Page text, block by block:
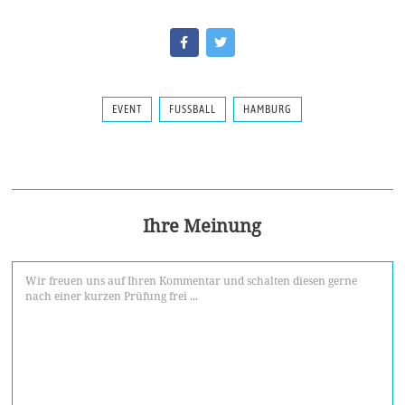
EVENT FUSSBALL HAMBURG
Ihre Meinung